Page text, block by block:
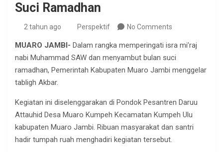
Suci Ramadhan
2 tahun ago Perspektif No Comments
MUARO JAMBI- Dalam rangka memperingati isra mi’raj
nabi Muhammad SAW dan menyambut bulan suci
ramadhan, Pemerintah Kabupaten Muaro Jambi menggelar
tabligh Akbar.
Kegiatan ini diselenggarakan di Pondok Pesantren Daruu
Attauhid Desa Muaro Kumpeh Kecamatan Kumpeh Ulu
kabupaten Muaro Jambi. Ribuan masyarakat dan santri
hadir tumpah ruah menghadiri kegiatan tersebut.